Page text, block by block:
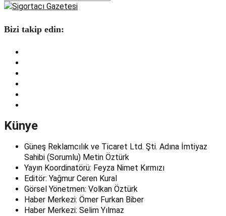
Bizi takip edin:
Künye
Güneş Reklamcılık ve Ticaret Ltd. Şti. Adına İmtiyaz
Sahibi (Sorumlu) Metin Öztürk
Yayın Koordinatörü: Feyza Nimet Kırmızı
Editör: Yağmur Ceren Kural
Görsel Yönetmen: Volkan Öztürk
Haber Merkezi: Ömer Furkan Biber
Haber Merkezi: Selim Yılmaz